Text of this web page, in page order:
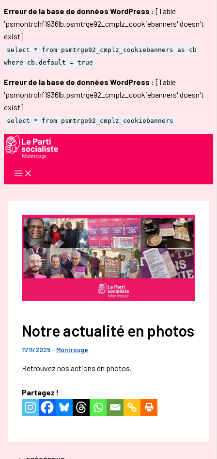
Erreur de la base de données WordPress : [Table
'psmontrohf1936lb.psmtrge92_cmplz_cookiebanners' doesn't
exist]
select * from psmtrge92_cmplz_cookiebanners as cb
where cb.default = true
Erreur de la base de données WordPress : [Table
'psmontrohf1936lb.psmtrge92_cmplz_cookiebanners' doesn't
exist]
select * from psmtrge92_cmplz_cookiebanners
Aller
au
Notre actualité en photos
11/11/2025 - Montrouge
Retrouvez nos actions en photos.
Partagez !